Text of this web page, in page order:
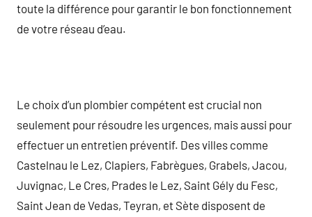
toute la différence pour garantir le bon fonctionnement
de votre réseau d’eau.
Le choix d’un plombier compétent est crucial non
seulement pour résoudre les urgences, mais aussi pour
effectuer un entretien préventif. Des villes comme
Castelnau le Lez, Clapiers, Fabrègues, Grabels, Jacou,
Juvignac, Le Cres, Prades le Lez, Saint Gély du Fesc,
Saint Jean de Vedas, Teyran, et Sète disposent de